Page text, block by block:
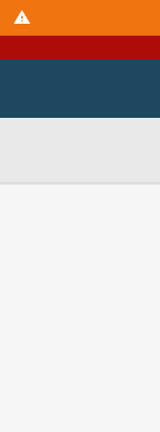
Nadaljuj na vsebino